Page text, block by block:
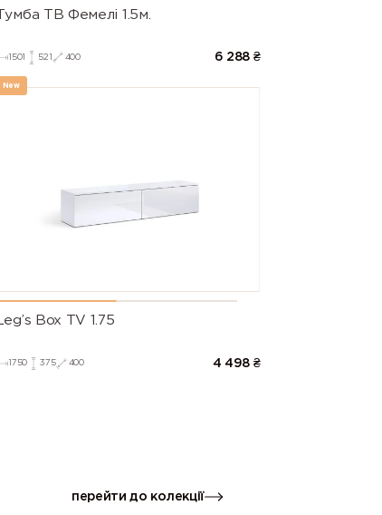
Тумба ТВ Фемелі 1.5м.
1501 521 400 6 288 ₴
New
Leg’s Box TV 1.75
1750 375 400 4 498 ₴
перейти до колекції